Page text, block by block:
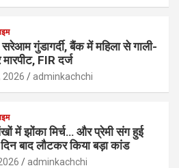
गुंडागर्दी, बैंक में महिला से गाली-
FIR दर्ज
2026 adminkachchi
में झोंका मिर्च… और प्रेमी संग हुई
बाद लौटकर किया बड़ा कांड
adminkachchi